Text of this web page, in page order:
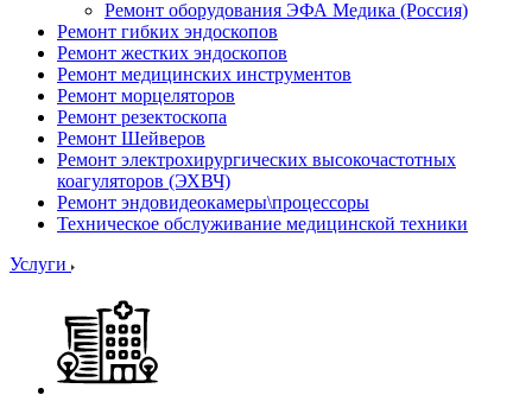
Ремонт оборудования ЭФА Медика (Россия)
Ремонт гибких эндоскопов
Ремонт жестких эндоскопов
Ремонт медицинских инструментов
Ремонт морцеляторов
Ремонт резектоскопа
Ремонт Шейверов
Ремонт электрохирургических высокочастотных
коагуляторов (ЭХВЧ)
Ремонт эндовидеокамеры\процессоры
Техническое обслуживание медицинской техники
Услуги